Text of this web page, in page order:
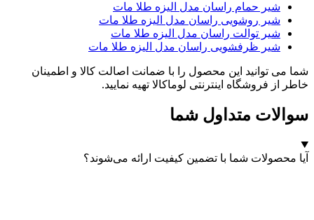
شیر حمام راسان مدل الیزه طلا مات
شیر روشویی راسان مدل الیزه طلا مات
شیر توالت راسان مدل الیزه طلا مات
شیر ظرفشویی راسان مدل الیزه طلا مات
شما می توانید این محصول را با ضمانت اصالت کالا و اطمینان
خاطر از فروشگاه اینترنتی لوماکالا تهیه نمایید.
سوالات متداول شما
آیا محصولات شما با تضمین کیفیت ارائه می‌شوند؟